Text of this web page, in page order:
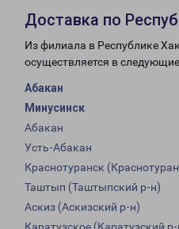
Доставка по
Из филиала в Республике
осуществляется в
Абакан
Минусинск
Абакан
Усть-Абакан
Краснотуранск
Таштып (Таштыпский р-н)
Аскиз (Аскизский р-н)